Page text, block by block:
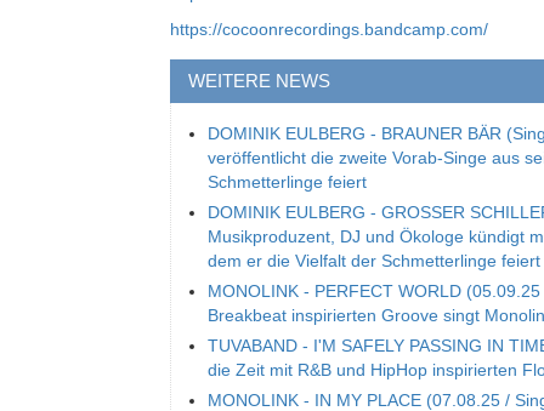
https://cocoonrecordings.bandcamp.com/
WEITERE NEWS
DOMINIK EULBERG - BRAUNER BÄR
veröffentlicht die zweite Vorab-Singe aus
Schmetterlinge feiert
DOMINIK EULBERG - GROSSER
Musikproduzent, DJ und Ökologe kündigt
dem er die Vielfalt der Schmetterlinge feiert
MONOLINK - PERFECT WORLD
Breakbeat inspirierten Groove singt
TUVABAND - I'M SAFELY PASSING IN
die Zeit mit R&B und HipHop inspirierten
MONOLINK - IN MY PLACE (07.08.25 /